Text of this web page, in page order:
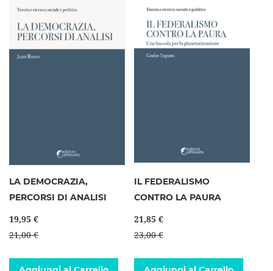
LA DEMOCRAZIA,
PERCORSI DI ANALISI
19,95 €
21,00 €
IL FEDERALISMO
CONTRO LA PAURA
21,85 €
23,00 €